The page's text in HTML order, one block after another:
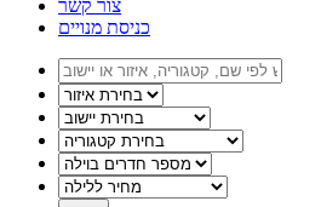
צור קשר
כניסת מנויים